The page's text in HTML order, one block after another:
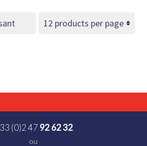
(0)2 47 92 62 32
ou